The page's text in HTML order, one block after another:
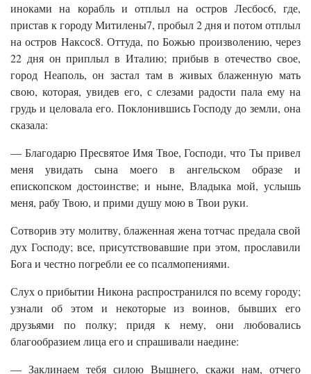
иноками на корабль и отплыл на остров Лесбос6, где,
пристав к городу Митилены7, пробыл 2 дня и потом отплыл
на остров Наксос8. Оттуда, по Божью произволению, через
22 дня он приплыл в Италию; прибыв в отечество свое,
город Неаполь, он застал там в живых блаженную мать
свою, которая, увидев его, с слезами радости пала ему на
грудь и целовала его. Поклонившись Господу до земли, она
сказала:
— Благодарю Пресвятое Имя Твое, Господи, что Ты привел
меня увидать сына моего в ангельском образе и
епископском достоинстве; и ныне, Владыка мой, услышь
меня, рабу Твою, и прими душу мою в Твои руки.
Сотворив эту молитву, блаженная жена тотчас предала свой
дух Господу; все, присутствовавшие при этом, прославили
Бога и честно погребли ее со псалмопениями.
Слух о прибытии Никона распространился по всему городу;
узнали об этом и некоторые из воинов, бывших его
друзьями по полку; придя к нему, они любовались
благообразием лица его и спрашивали наедине:
— Заклинаем тебя силою Вышнего, скажи нам, отчего